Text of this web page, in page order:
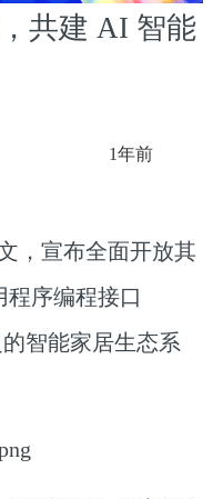
共建 AI 智能
1年前
， 宣布全面开放其
程序编程接口
智能家居生态系